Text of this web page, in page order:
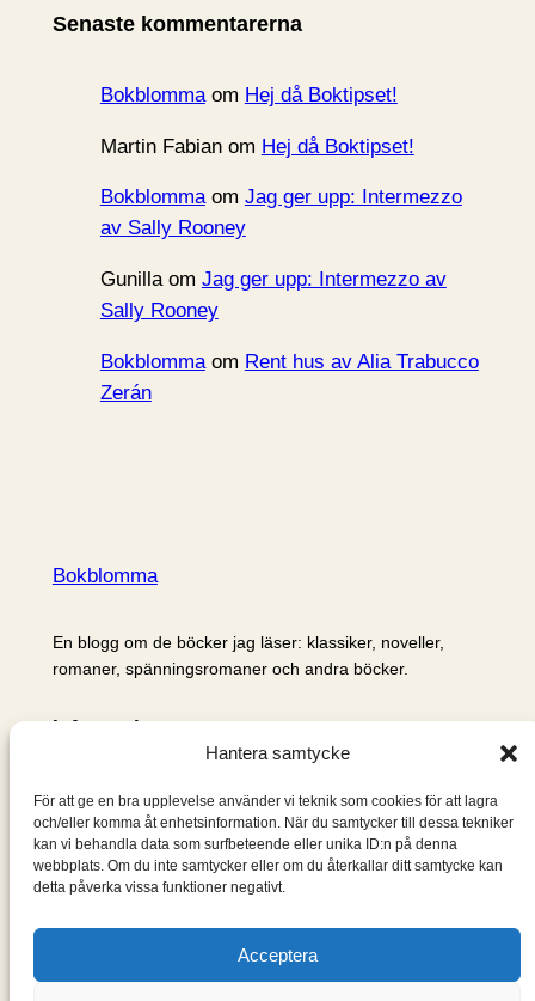
Hantera samtycke
För att ge en bra upplevelse använder vi teknik som cookies för att lagra
och/eller komma åt enhetsinformation. När du samtycker till dessa tekniker
kan vi behandla data som surfbeteende eller unika ID:n på denna
webbplats. Om du inte samtycker eller om du återkallar ditt samtycke kan
detta påverka vissa funktioner negativt.
Acceptera
v
Senaste kommentarerna
Bokblommaom Hej då Boktipset!
Martin Fabianom Hej då Boktipset!
Bokblommaom Jag ger upp: Intermezzo
av Sally Rooney
Gunillaom Jag ger upp: Intermezzo av
Sally Rooney
Bokblommaom Rent hus av Alia Trabucco
Zerán
Bokblomma
En blogg om de böcker jag läser: klassiker, noveller,
romaner, spänningsromaner och andra böcker.
Information
Om mig & om bloggen
S
ö
k